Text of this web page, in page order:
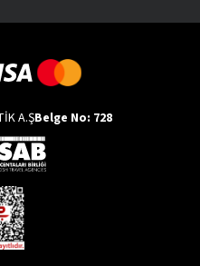
A.ŞBelge No: 728